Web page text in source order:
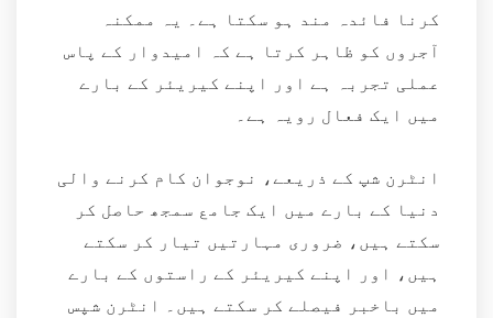
کرنا فائدہ مند ہو سکتا ہے۔ یہ ممکنہ
آجروں کو ظاہر کرتا ہے کہ امیدوار کے پاس
عملی تجربہ ہے اور اپنے کیریئر کے بارے
میں ایک فعال رویہ ہے۔
انٹرن شپ کے ذریعے، نوجوان کام کرنے والی
دنیا کے بارے میں ایک جامع سمجھ حاصل کر
سکتے ہیں، ضروری مہارتیں تیار کر سکتے
ہیں، اور اپنے کیریئر کے راستوں کے بارے
میں باخبر فیصلے کر سکتے ہیں۔ انٹرن شپس